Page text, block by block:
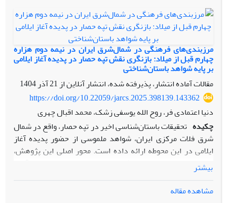
مرزبندی‌های فرهنگی در شمال‌شرق ایران در نیمه دوم هزاره
چهارم قبل از میلاد: بازنگری نقش تپه حصار در پدیده آغاز ایلامی
بر پایه شواهد باستان‌شناختی
مقالات آماده انتشار، پذیرفته شده، انتشار آنلاین از21 آذر 1404
https://doi.org/10.22059/jarcs.2025.398139.143362
دنیا اعتمادی فر، روح الله یوسفی زشک، محمد اقبال چهری
چکیده تحقیقات باستان‌شناسی اخیر در تپه حصار، واقع در شمال
شرق فلات مرکزی ایران، شواهد ملموسی از حضور پدیده آغاز
ایلامی در این محوطه ارائه داده است. محور اصلی این پژوهش،
تحلیل تطبیقی سفال های خاکستری و مهر استوانه‌ای به‌دست‌آمده
نمونه‌های شناخته شده از سایر محوطه های آغاز ایلامی است.
بیشتر
مشاهده مقاله